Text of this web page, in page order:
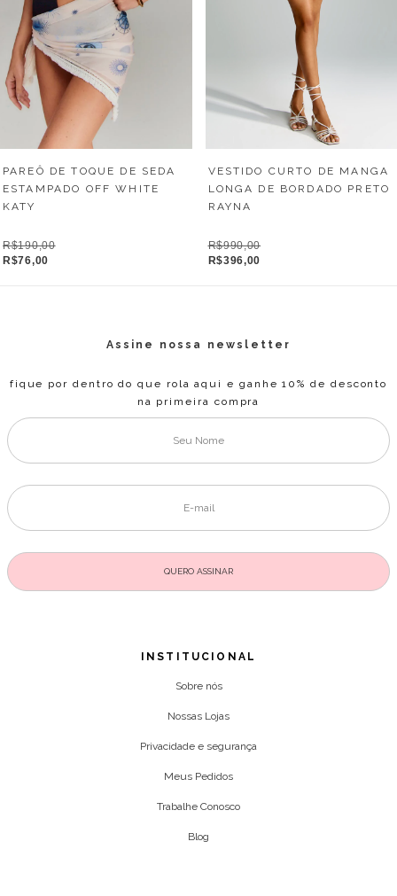
PAREÔ DE TOQUE DE SEDA
ESTAMPADO OFF WHITE
KATY
R$190,00
R$76,00
VESTIDO CURTO DE MANGA
LONGA DE BORDADO PRETO
RAYNA
R$990,00
R$396,00
Assine nossa newsletter
fique por dentro do que rola aqui e ganhe 10% de desconto
na primeira compra
INSTITUCIONAL
Sobre nós
Nossas Lojas
Privacidade e segurança
Meus Pedidos
Trabalhe Conosco
Blog